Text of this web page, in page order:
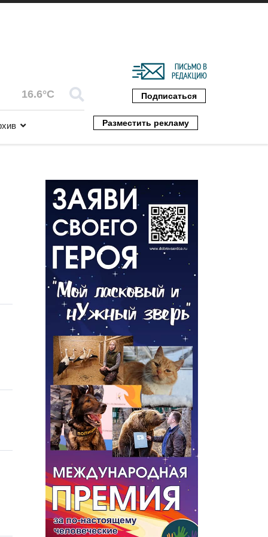
16.6°C Подписаться
Разместить рекламу